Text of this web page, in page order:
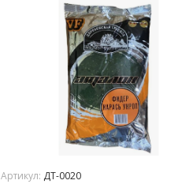
Артикул: ДТ-0020